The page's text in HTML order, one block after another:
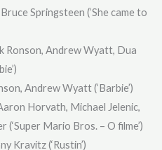
Springsteen (‘She came to
Ronson, Andrew Wyatt, Dua
Andrew Wyatt (‘Barbie’)
Horvath, Michael Jelenic,
(‘Super Mario Bros. – O filme’)
Kravitz (‘Rustin’)